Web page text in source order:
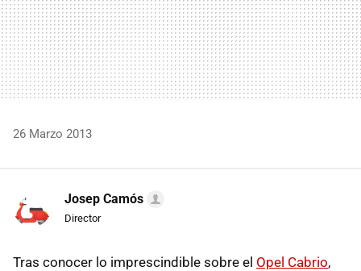
26 Marzo 2013
Josep Camós
Director
Tras conocer lo imprescindible sobre el Opel Cabrio,